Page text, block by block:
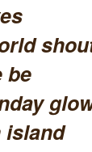
be
island